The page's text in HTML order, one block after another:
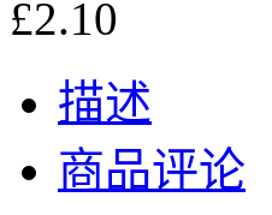
£2.10
描述
商品评论